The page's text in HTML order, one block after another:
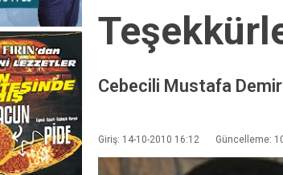
Cebecili Mustafa
Giriş: 14-10-2010 16:12 Güncelleme: